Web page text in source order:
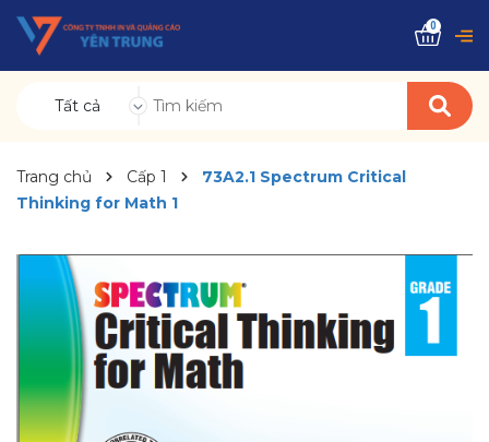
Tất cả
0
Trang chủ Cấp 1
73A2.1 Spectrum Critical
Thinking for Math 1